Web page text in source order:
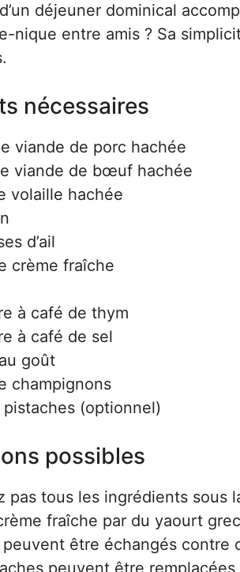
déjeuner dominical
nique entre amis ? Sa
nécessaires
viande de porc hachée
viande de bœuf hachée
volaille hachée
d’ail
crème fraîche
à café de thym
à café de sel
goût
champignons
(optionnel)
possibles
pas tous les ingrédients
fraîche par du yaourt
être échangés
peuvent être